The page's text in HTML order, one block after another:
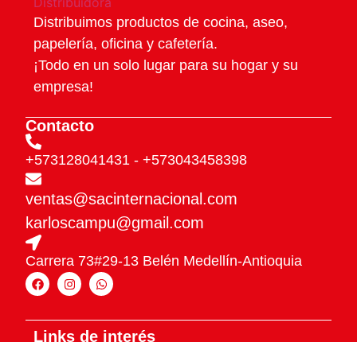
Distribuimos productos de cocina, aseo,
papelería, oficina y cafetería.
¡Todo en un solo lugar para su hogar y su
empresa!
Contacto
+573128041431 - +573043458398
ventas@sacinternacional.com
karloscampu@gmail.com
Carrera 73#29-13 Belén Medellín-Antioquia
Links de interés